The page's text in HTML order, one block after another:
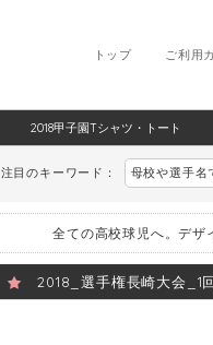
ご利用
トップ
2018甲子園Tシャツ・トート
注目のキーワード： 母校や選手名
全ての高校球児へ。デザ
2018_選手権長崎大会_1